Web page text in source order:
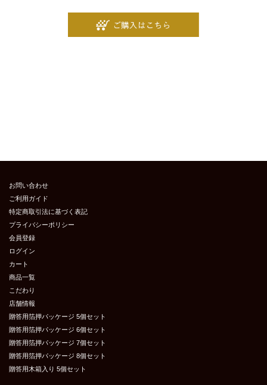
お問い合わせ
ご利用ガイド
特定商取引法に基づく表記
プライバシーポリシー
会員登録
ログイン
カート
商品一覧
こだわり
店舗情報
贈答用箔押パッケージ 5個セット
贈答用箔押パッケージ 6個セット
贈答用箔押パッケージ 7個セット
贈答用箔押パッケージ 8個セット
贈答用木箱入り 5個セット